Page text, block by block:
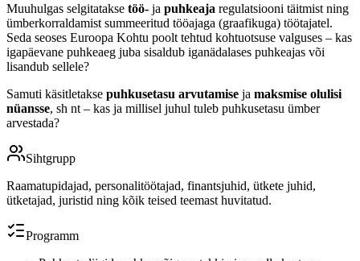
Muuhulgas selgitatakse töö- ja puhkeaja regulatsiooni täitmist ning
ümberkorraldamist summeeritud tööajaga (graafikuga) töötajatel.
Seda seoses Euroopa Kohtu poolt tehtud kohtuotsuse valguses – kas
igapäevane puhkeaeg juba sisaldub iganädalases puhkeajas või
lisandub sellele?
Samuti käsitletakse puhkusetasu arvutamise ja maksmise olulisi
nüansse, sh nt – kas ja millisel juhul tuleb puhkusetasu ümber
arvestada?
Sihtgrupp
Raamatupidajad, personalitöötajad, finantsjuhid, ütkete juhid,
ütketajad, juristid ning kõik teised teemast huvitatud.
Programm